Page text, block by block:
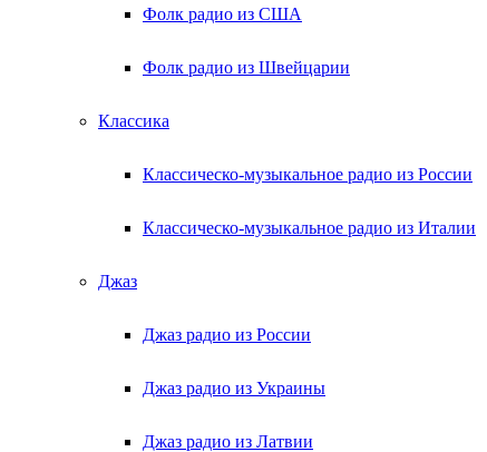
Фолк радио из США
Фолк радио из Швейцарии
Классика
Классическо-музыкальное радио из России
Классическо-музыкальное радио из Италии
Джаз
Джаз радио из России
Джаз радио из Украины
Джаз радио из Латвии